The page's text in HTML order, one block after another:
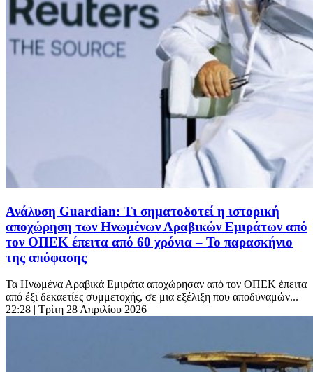
Ανάλυση Guardian: Τι σηματοδοτεί η ιστορική
αποχώρηση των Ηνωμένων Αραβικών Εμιράτων από
τον ΟΠΕΚ έπειτα από 60 χρόνια – Το παρασκήνιο
της απόφασης
Τα Ηνωμένα Αραβικά Εμιράτα αποχώρησαν από τον ΟΠΕΚ έπειτα
από έξι δεκαετίες συμμετοχής, σε μια εξέλιξη που αποδυναμών...
22:28 | Τρίτη 28 Απριλίου 2026